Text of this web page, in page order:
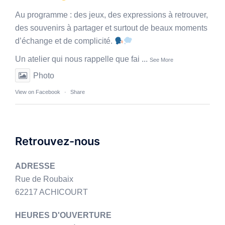
Au programme : des jeux, des expressions à retrouver,
des souvenirs à partager et surtout de beaux moments
d’échange et de complicité.
Un atelier qui nous rappelle que fai ... See More
Photo
View on Facebook · Share
Retrouvez-nous
ADRESSE
Rue de Roubaix
62217 ACHICOURT
HEURES D'OUVERTURE